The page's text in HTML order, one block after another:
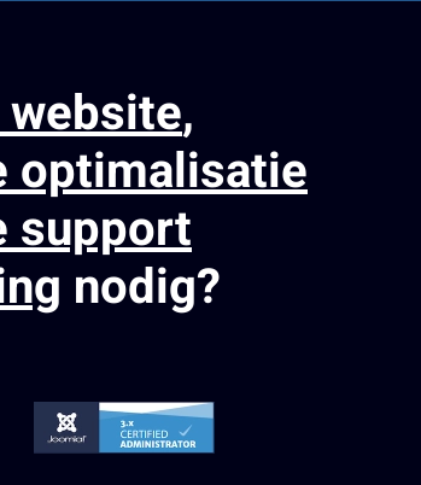
,
optimalisatie
support
nodig?